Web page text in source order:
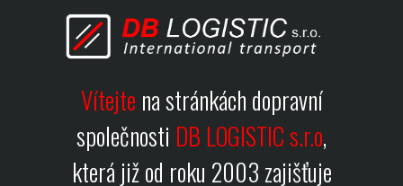
Vítejte na stránkách dopravní
společnosti DB LOGISTIC s.r.o,
která již od roku 2003 zajišťuje